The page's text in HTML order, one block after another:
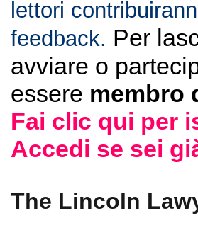
lettori
feedback. Per
avviare o
essere membro
Fai clic qui per
Accedi se sei
The Lincoln